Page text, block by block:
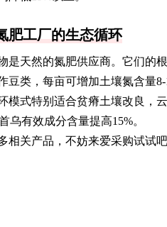
肥工厂的生态循环
是天然的氮肥供应商。它们的
豆类，每亩可增加土壤氮含量
模式特别适合贫瘠土壤改良，
乌有效成分含量提高15%。
相关产品，不妨来爱采购试试